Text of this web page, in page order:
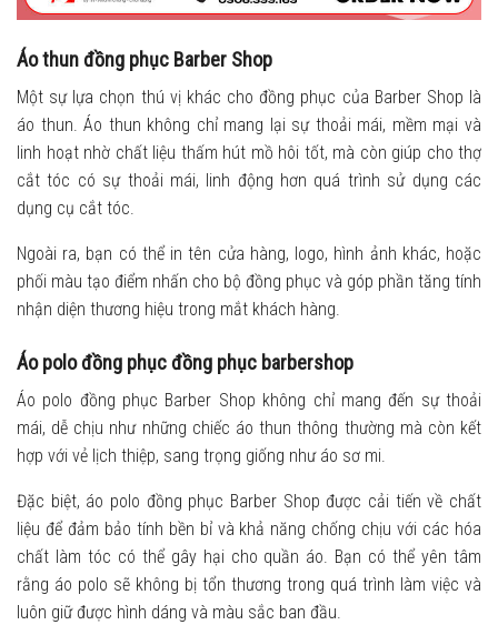
Áo thun đồng phục Barber Shop
Một sự lựa chọn thú vị khác cho đồng phục của Barber Shop là
áo thun. Áo thun không chỉ mang lại sự thoải mái, mềm mại và
linh hoạt nhờ chất liệu thấm hút mồ hôi tốt, mà còn giúp cho thợ
cắt tóc có sự thoải mái, linh động hơn quá trình sử dụng các
dụng cụ cắt tóc.
Ngoài ra, bạn có thể in tên cửa hàng, logo, hình ảnh khác, hoặc
phối màu tạo điểm nhấn cho bộ đồng phục và góp phần tăng tính
nhận diện thương hiệu trong mắt khách hàng.
Áo polo đồng phục đồng phục barbershop
Áo polo đồng phục Barber Shop không chỉ mang đến sự thoải
mái, dễ chịu như những chiếc áo thun thông thường mà còn kết
hợp với vẻ lịch thiệp, sang trọng giống như áo sơ mi.
Đặc biệt, áo polo đồng phục Barber Shop được cải tiến về chất
liệu để đảm bảo tính bền bỉ và khả năng chống chịu với các hóa
chất làm tóc có thể gây hại cho quần áo. Bạn có thể yên tâm
rằng áo polo sẽ không bị tổn thương trong quá trình làm việc và
luôn giữ được hình dáng và màu sắc ban đầu.